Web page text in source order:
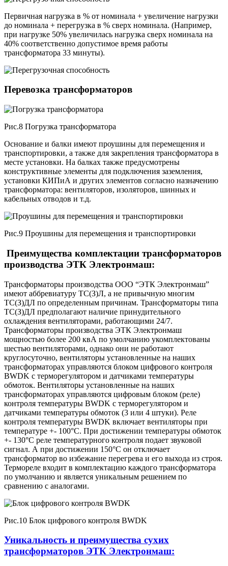
Первичная нагрузка в % от номинала + увеличение нагрузки
до номинала + перегрузка в % сверх номинала. (Например,
при нагрузке 50% увеличилась нагрузка сверх номинала на
40% соответственно допустимое время работы
трансформатора 33 минуты).
Перевозка трансформаторов
Рис.8 Погрузка трансформатора
Основание и балки имеют проушины для перемещения и
транспортировки, а также для закрепления трансформатора в
месте установки. На балках также предусмотрены
конструктивные элементы для подключения заземления,
установки КИПиА и других элементов согласно назначению
трансформатора: вентиляторов, изоляторов, шинных и
кабельных отводов и т.д.
Рис.9 Проушины для перемещения и транспортировки
Преимущества комплектации трансформаторов
производства ЭТК Электронмаш:
Трансформаторы производства ООО “ЭТК Электронмаш”
имеют аббревиатуру ТС(З)Л, а не привычную многим
ТС(З)ДЛ по определенным причинам. Трансформаторы типа
ТС(З)ДЛ предполагают наличие принудительного
охлаждения вентиляторами, работающими 24/7.
Трансформаторы производства ЭТК Электронмаш
мощностью более 200 квА по умолчанию укомплектованы
шестью вентиляторами, однако они не работают
круглосуточно, вентиляторы установленные на наших
трансформаторах управляются блоком цифрового контроля
BWDK с терморегулятором и датчиками температуры
обмоток. Вентиляторы установленные на наших
трансформаторах управляются цифровым блоком (реле)
контроля температуры BWDK с терморегулятором и
датчиками температуры обмоток (3 или 4 штуки). Реле
контроля температуры BWDK включает вентиляторы при
температуре +- 100°C. При достижении температуры обмоток
+- 130°C реле температурного контроля подает звуковой
сигнал. А при достижении 150°C он отключает
трансформатор во избежание перегрева и его выхода из строя.
Термореле входит в комплектацию каждого трансформатора
по умолчанию и является уникальным решением по
сравнению с аналогами.
Рис.10 Блок цифрового контроля BWDK
Уникальность и преимущества сухих
трансформаторов ЭТК Электронмаш: